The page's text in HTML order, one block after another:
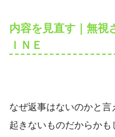
内容を見直す｜無視
ＩＮＥ
なぜ返事はないのかと
起きないものだからかも